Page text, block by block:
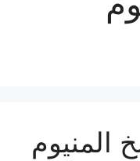
المنيوم